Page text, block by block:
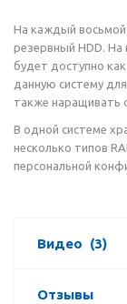
На каждый восьмой
резервный HDD. На
будет доступно
данную систему
также наращивать
В одной системе
несколько типов
персональной
Видео (3)
Отзывы